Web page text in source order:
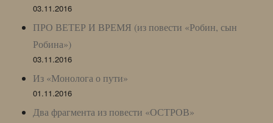
03.11.2016
ПРО ВЕТЕР И ВРЕМЯ (из повести «Робин, сын
Робина»)
03.11.2016
Из «Монолога о пути»
01.11.2016
Два фрагмента из повести «ОСТРОВ»